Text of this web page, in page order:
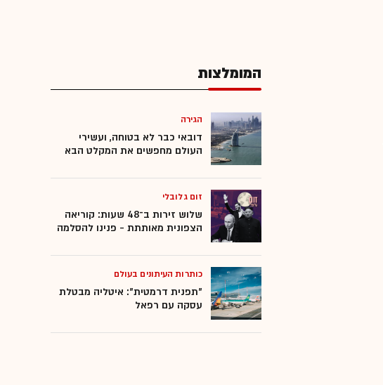
יוון
טורקיה
יצרניות נשק
סחר בנשק
המומלצות
המומלצות
הגירה
דובאי כבר לא בטוחה, ועשירי
העולם מחפשים את המקלט הבא
זום גלובלי
שלוש זירות ב־48 שעות: קוריאה
הצפונית מאותתת - פנינו להסלמה
כותרות העיתונים בעולם
"תפנית דרמטית": איטליה מבטלת
עסקה עם רפאל